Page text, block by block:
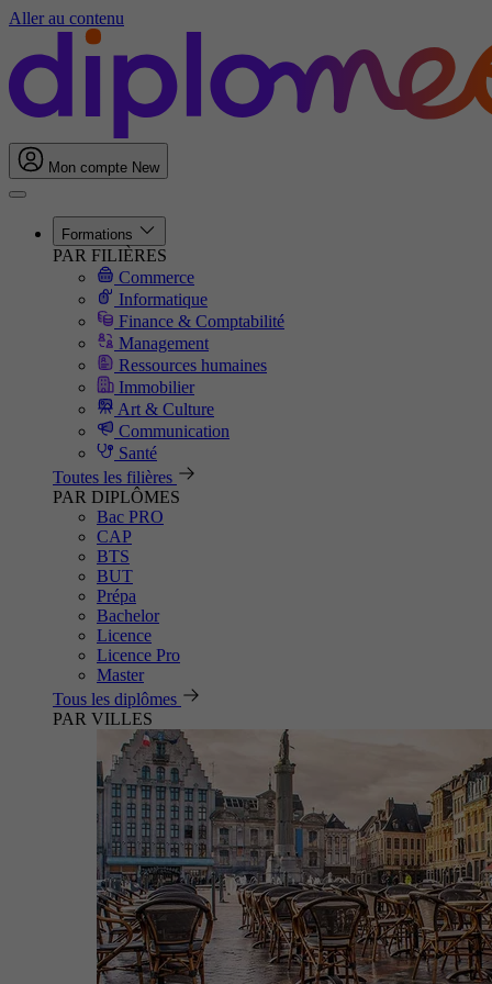
Aller au contenu
Mon compte New
Formations
PAR FILIÈRES
Commerce
Informatique
Finance & Comptabilité
Management
Ressources humaines
Immobilier
Art & Culture
Communication
Santé
Toutes les filières
PAR DIPLÔMES
Bac PRO
CAP
BTS
BUT
Prépa
Bachelor
Licence
Licence Pro
Master
Tous les diplômes
PAR VILLES